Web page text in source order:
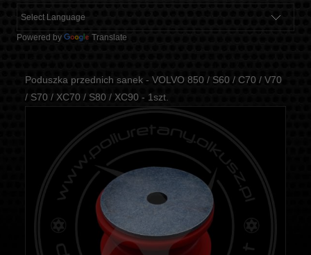
Powered by Translate
Poduszka przednich sanek - VOLVO 850 / S60 / C70 / V70
/ S70 / XC70 / S80 / XC90 - 1szt.